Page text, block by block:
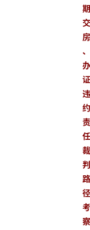
期
交
房
、
办
证
违
约
责
任
裁
判
路
径
考
察